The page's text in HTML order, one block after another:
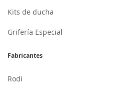
Kits de ducha
Grifería Especial
Fabricantes
Rodi